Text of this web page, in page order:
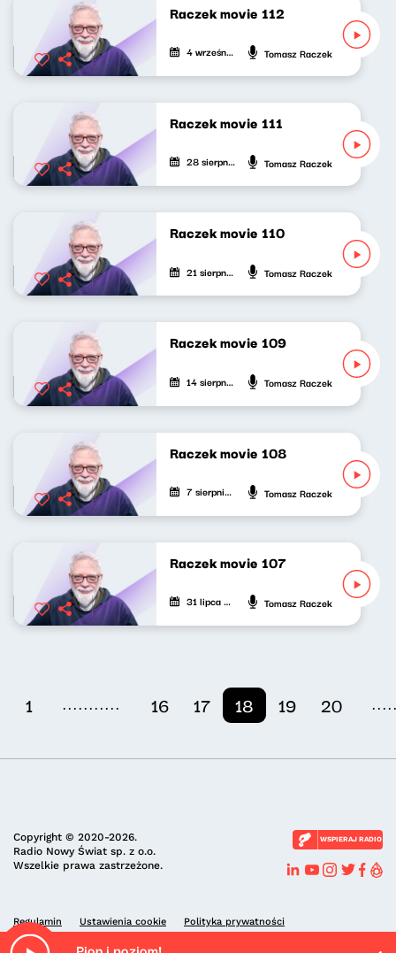
Raczek movie 112
4 września 2022 Tomasz Raczek
Raczek movie 111
28 sierpnia 2022 Tomasz Raczek
Raczek movie 110
21 sierpnia 2022 Tomasz Raczek
Raczek movie 109
14 sierpnia 2022 Tomasz Raczek
Raczek movie 108
7 sierpnia 2022 Tomasz Raczek
Raczek movie 107
31 lipca 2022 Tomasz Raczek
1 ........... 16 17 18 19 20
Copyright © 2020-2026.
Radio Nowy Świat sp. z o.o.
Wszelkie prawa zastrzeżone.
WSPIERAJ RADIO
Regulamin Ustawienia cookie Polityka prywatności